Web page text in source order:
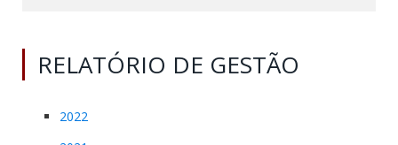
RELATÓRIO DE GESTÃO
2022